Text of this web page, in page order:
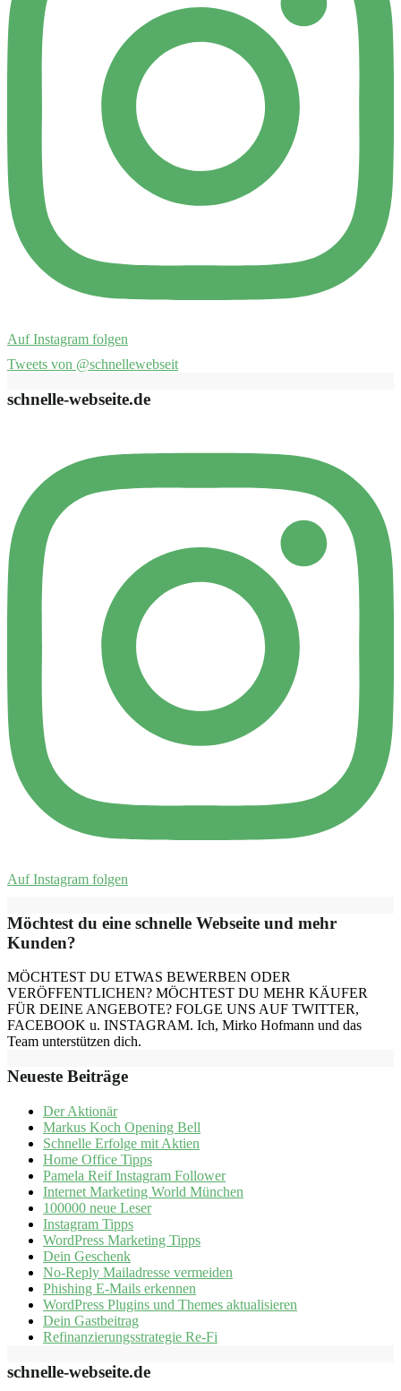
Auf Instagram folgen
Tweets von @schnellewebseit
schnelle-webseite.de
Auf Instagram folgen
Möchtest du eine schnelle Webseite und mehr
Kunden?
MÖCHTEST DU ETWAS BEWERBEN ODER
VERÖFFENTLICHEN? MÖCHTEST DU MEHR KÄUFER
FÜR DEINE ANGEBOTE? FOLGE UNS AUF TWITTER,
FACEBOOK u. INSTAGRAM. Ich, Mirko Hofmann und das
Team unterstützen dich.
Neueste Beiträge
Der Aktionär
Markus Koch Opening Bell
Schnelle Erfolge mit Aktien
Home Office Tipps
Pamela Reif Instagram Follower
Internet Marketing World München
100000 neue Leser
Instagram Tipps
WordPress Marketing Tipps
Dein Geschenk
No-Reply Mailadresse vermeiden
Phishing E-Mails erkennen
WordPress Plugins und Themes aktualisieren
Dein Gastbeitrag
Refinanzierungsstrategie Re-Fi
schnelle-webseite.de